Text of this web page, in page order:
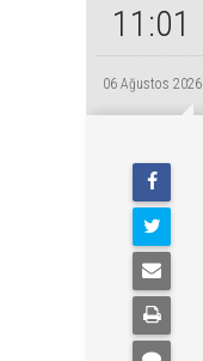
11:01
06 Ağustos 2026